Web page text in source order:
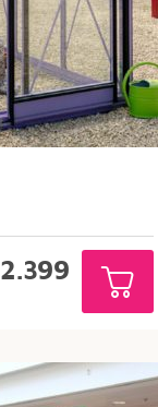
2.399Prijsklasse:
€1.799